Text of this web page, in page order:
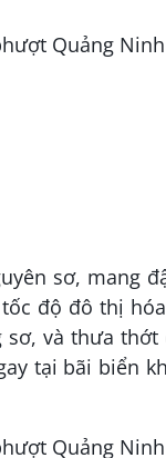
sơ, mang
độ đô thị
sơ, và thưa
tại bãi biển